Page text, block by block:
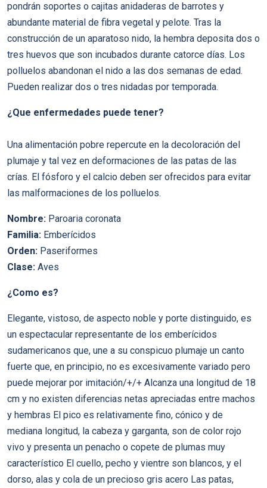
pondrán soportes o cajitas anidaderas de barrotes y
abundante material de fibra vegetal y pelote. Tras la
construcción de un aparatoso nido, la hembra deposita dos o
tres huevos que son incubados durante catorce días. Los
polluelos abandonan el nido a las dos semanas de edad.
Pueden realizar dos o tres nidadas por temporada.
¿Que enfermedades puede tener?
Una alimentación pobre repercute en la decoloración del
plumaje y tal vez en deformaciones de las patas de las
crías. El fósforo y el calcio deben ser ofrecidos para evitar
las malformaciones de los polluelos.
Nombre: Paroaria coronata
Familia: Emberícidos
Orden: Paseriformes
Clase: Aves
¿Como es?
Elegante, vistoso, de aspecto noble y porte distinguido, es
un espectacular representante de los emberícidos
sudamericanos que, une a su conspicuo plumaje un canto
fuerte que, en principio, no es excesivamente variado pero
puede mejorar por imitación/+/+ Alcanza una longitud de 18
cm y no existen diferencias netas apreciadas entre machos
y hembras El pico es relativamente fino, cónico y de
mediana longitud, la cabeza y garganta, son de color rojo
vivo y presenta un penacho o copete de plumas muy
característico El cuello, pecho y vientre son blancos, y el
dorso, alas y cola de un precioso gris acero Las patas,